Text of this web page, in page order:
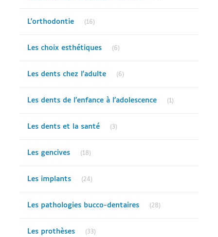
L'orthodontie (16)
Les choix esthétiques (6)
Les dents chez l'adulte (6)
Les dents de l’enfance à l’adolescence (1)
Les dents et la santé (3)
Les gencives (18)
Les implants (24)
Les pathologies bucco-dentaires (28)
Les prothèses (33)